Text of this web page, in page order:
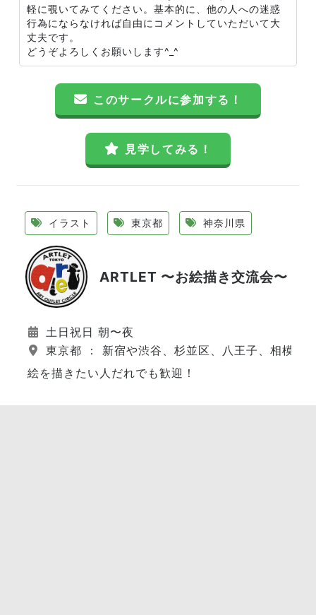
軽に覗いてみてください。基本的に、他の人への迷惑
行為にならなければ自由にコメントしていただいて大
丈夫です。
どうぞよろしくお願いします^_^
このサークルに参加する！
見学してみる！
イラスト 東京都 神奈川県
ARTLET 〜お絵描き交流会〜
土日祝日 朝〜夜
東京都 ： 新宿や渋谷、杉並区、八王子、相模原
絵を描きたい人だれでも歓迎！